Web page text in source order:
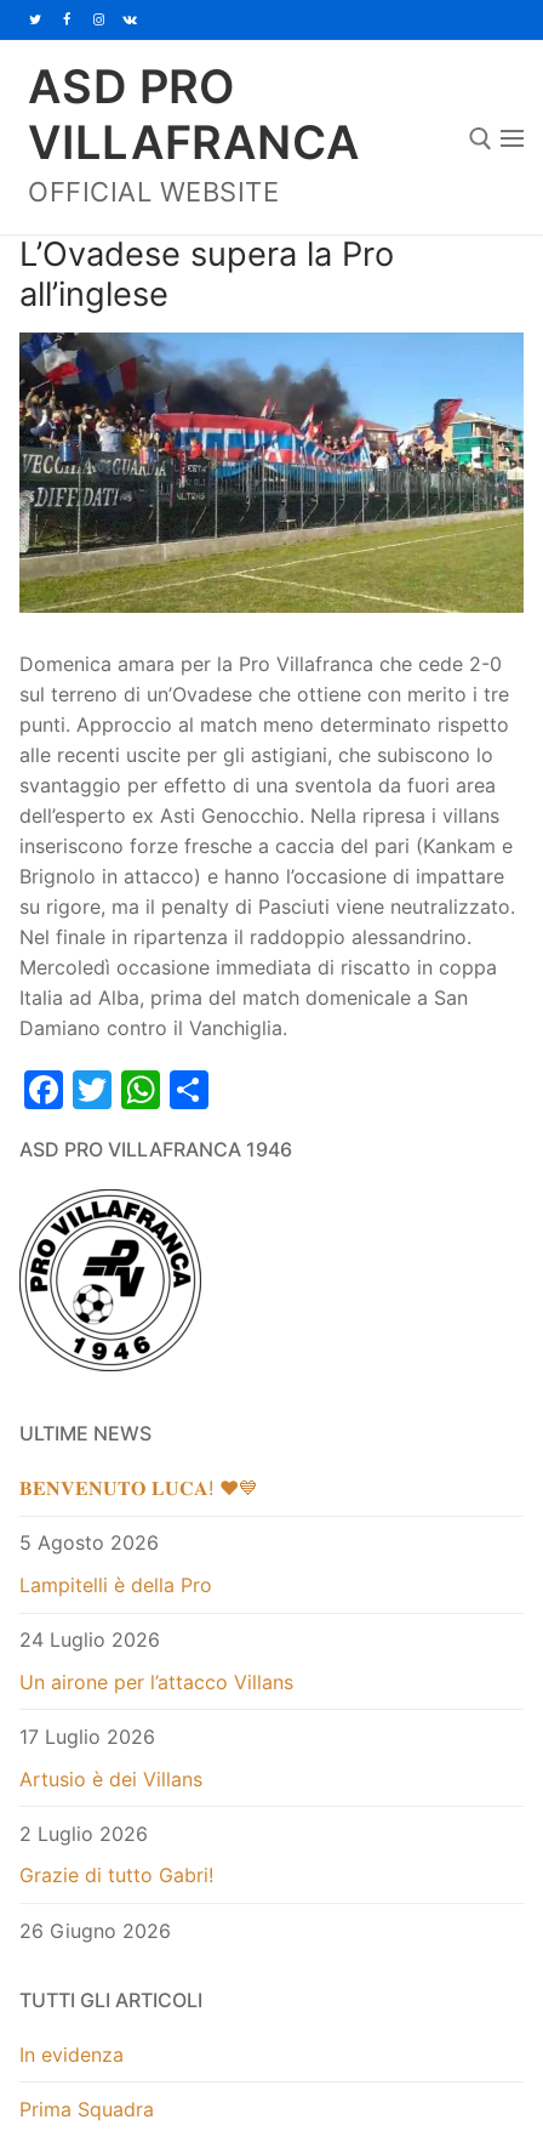
al
contenuto
ASD PRO
VILLAFRANCA
OFFICIAL WEBSITE
Home
Società
La Storia
Organigramma
Centro Sportivo
Prima Squadra
Settore Giovanile
Organizzazione
Piccoli amici
Pulcini
Primi calci
Esordienti
Juniores
Campionati
Eccellenza
Settore Giovanile
Contatti
Sponsor
L’Ovadese supera la Pro
all’inglese
Domenica amara per la Pro Villafranca che cede 2-0
sul terreno di un’Ovadese che ottiene con merito i tre
punti. Approccio al match meno determinato rispetto
alle recenti uscite per gli astigiani, che subiscono lo
svantaggio per effetto di una sventola da fuori area
dell’esperto ex Asti Genocchio. Nella ripresa i villans
inseriscono forze fresche a caccia del pari (Kankam e
Brignolo in attacco) e hanno l’occasione di impattare
su rigore, ma il penalty di Pasciuti viene neutralizzato.
Nel finale in ripartenza il raddoppio alessandrino.
Mercoledì occasione immediata di riscatto in coppa
Italia ad Alba, prima del match domenicale a San
Damiano contro il Vanchiglia.
Facebook
TwitterWhatsApp
ASD PRO VILLAFRANCA 1946
ULTIME NEWS
𝐁𝐄𝐍𝐕𝐄𝐍𝐔𝐓𝐎 𝐋𝐔𝐂𝐀! ❤️💙
5 Agosto 2026
Lampitelli è della Pro
24 Luglio 2026
Un airone per l’attacco Villans
17 Luglio 2026
Artusio è dei Villans
2 Luglio 2026
Grazie di tutto Gabri!
26 Giugno 2026
TUTTI GLI ARTICOLI
In evidenza
Prima Squadra